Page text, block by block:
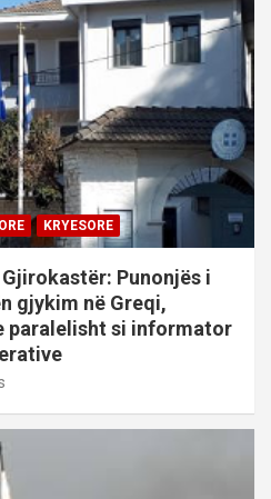
KRYESORE
Punonjës i
gjykim në Greqi,
paralelisht si informator